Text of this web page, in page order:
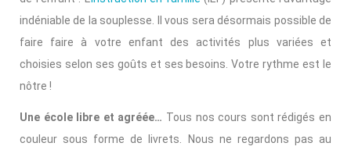
indéniable de la souplesse. Il vous sera désormais possible de
faire faire à votre enfant des activités plus variées et
choisies selon ses goûts et ses besoins. Votre rythme est le
nôtre !
Une école libre et agréée… Tous nos cours sont rédigés en
couleur sous forme de livrets. Nous ne regardons pas au